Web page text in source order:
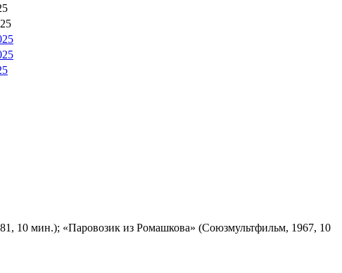
10 мин.); «Паровозик из Ромашкова» (Союзмультфильм, 1967, 10